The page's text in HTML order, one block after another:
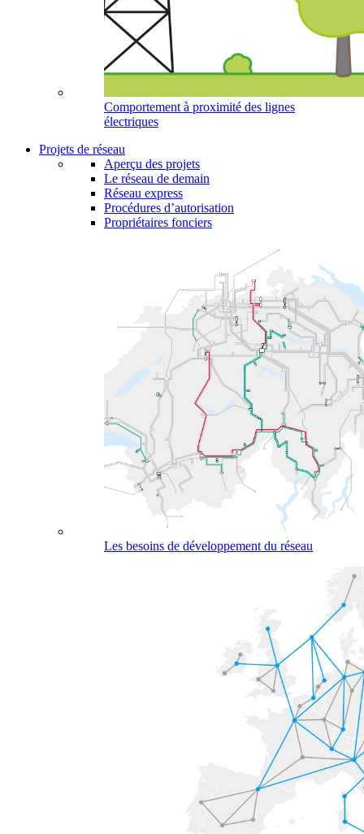
Comportement à proximité des lignes
électriques
Projets de réseau
Aperçu des projets
Le réseau de demain
Réseau express
Procédures d’autorisation
Propriétaires fonciers
Les besoins de développement du réseau